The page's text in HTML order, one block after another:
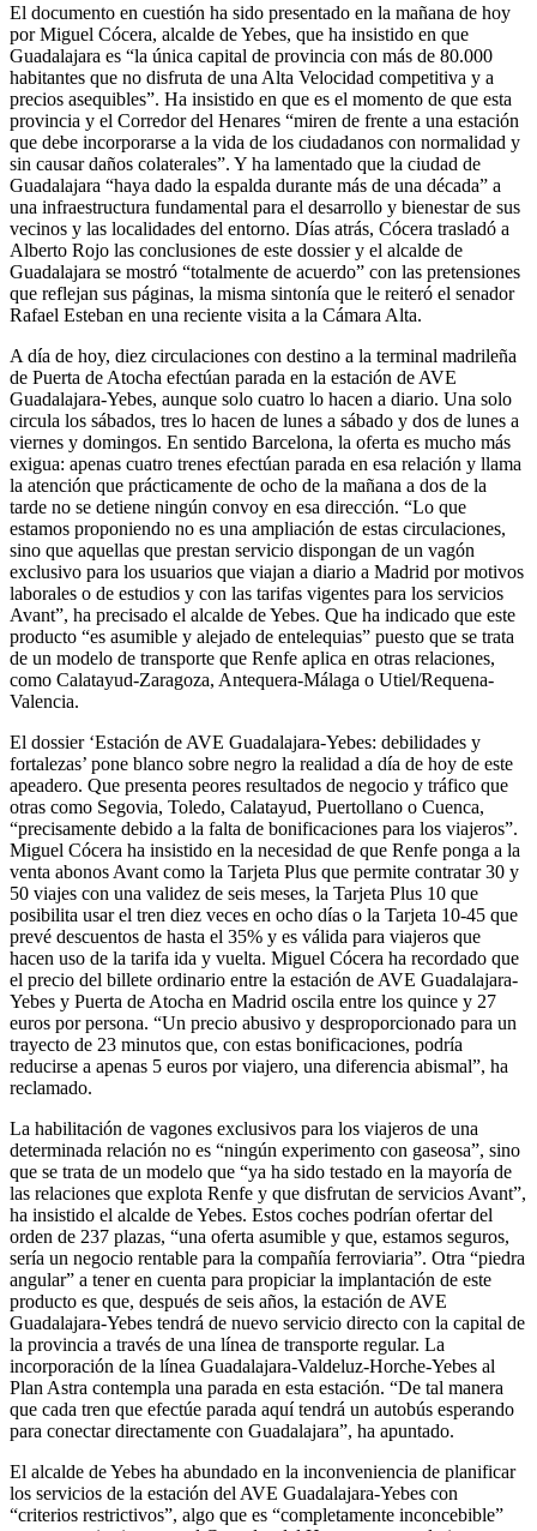
El documento en cuestión ha sido presentado en la mañana de hoy
por Miguel Cócera, alcalde de Yebes, que ha insistido en que
Guadalajara es “la única capital de provincia con más de 80.000
habitantes que no disfruta de una Alta Velocidad competitiva y a
precios asequibles”. Ha insistido en que es el momento de que esta
provincia y el Corredor del Henares “miren de frente a una estación
que debe incorporarse a la vida de los ciudadanos con normalidad y
sin causar daños colaterales”. Y ha lamentado que la ciudad de
Guadalajara “haya dado la espalda durante más de una década” a
una infraestructura fundamental para el desarrollo y bienestar de sus
vecinos y las localidades del entorno. Días atrás, Cócera trasladó a
Alberto Rojo las conclusiones de este dossier y el alcalde de
Guadalajara se mostró “totalmente de acuerdo” con las pretensiones
que reflejan sus páginas, la misma sintonía que le reiteró el senador
Rafael Esteban en una reciente visita a la Cámara Alta.
A día de hoy, diez circulaciones con destino a la terminal madrileña
de Puerta de Atocha efectúan parada en la estación de AVE
Guadalajara-Yebes, aunque solo cuatro lo hacen a diario. Una solo
circula los sábados, tres lo hacen de lunes a sábado y dos de lunes a
viernes y domingos. En sentido Barcelona, la oferta es mucho más
exigua: apenas cuatro trenes efectúan parada en esa relación y llama
la atención que prácticamente de ocho de la mañana a dos de la
tarde no se detiene ningún convoy en esa dirección. “Lo que
estamos proponiendo no es una ampliación de estas circulaciones,
sino que aquellas que prestan servicio dispongan de un vagón
exclusivo para los usuarios que viajan a diario a Madrid por motivos
laborales o de estudios y con las tarifas vigentes para los servicios
Avant”, ha precisado el alcalde de Yebes. Que ha indicado que este
producto “es asumible y alejado de entelequias” puesto que se trata
de un modelo de transporte que Renfe aplica en otras relaciones,
como Calatayud-Zaragoza, Antequera-Málaga o Utiel/Requena-
Valencia.
El dossier ‘Estación de AVE Guadalajara-Yebes: debilidades y
fortalezas’ pone blanco sobre negro la realidad a día de hoy de este
apeadero. Que presenta peores resultados de negocio y tráfico que
otras como Segovia, Toledo, Calatayud, Puertollano o Cuenca,
“precisamente debido a la falta de bonificaciones para los viajeros”.
Miguel Cócera ha insistido en la necesidad de que Renfe ponga a la
venta abonos Avant como la Tarjeta Plus que permite contratar 30 y
50 viajes con una validez de seis meses, la Tarjeta Plus 10 que
posibilita usar el tren diez veces en ocho días o la Tarjeta 10-45 que
prevé descuentos de hasta el 35% y es válida para viajeros que
hacen uso de la tarifa ida y vuelta. Miguel Cócera ha recordado que
el precio del billete ordinario entre la estación de AVE Guadalajara-
Yebes y Puerta de Atocha en Madrid oscila entre los quince y 27
euros por persona. “Un precio abusivo y desproporcionado para un
trayecto de 23 minutos que, con estas bonificaciones, podría
reducirse a apenas 5 euros por viajero, una diferencia abismal”, ha
reclamado.
La habilitación de vagones exclusivos para los viajeros de una
determinada relación no es “ningún experimento con gaseosa”, sino
que se trata de un modelo que “ya ha sido testado en la mayoría de
las relaciones que explota Renfe y que disfrutan de servicios Avant”,
ha insistido el alcalde de Yebes. Estos coches podrían ofertar del
orden de 237 plazas, “una oferta asumible y que, estamos seguros,
sería un negocio rentable para la compañía ferroviaria”. Otra “piedra
angular” a tener en cuenta para propiciar la implantación de este
producto es que, después de seis años, la estación de AVE
Guadalajara-Yebes tendrá de nuevo servicio directo con la capital de
la provincia a través de una línea de transporte regular. La
incorporación de la línea Guadalajara-Valdeluz-Horche-Yebes al
Plan Astra contempla una parada en esta estación. “De tal manera
que cada tren que efectúe parada aquí tendrá un autobús esperando
para conectar directamente con Guadalajara”, ha apuntado.
El alcalde de Yebes ha abundado en la inconveniencia de planificar
los servicios de la estación del AVE Guadalajara-Yebes con
“criterios restrictivos”, algo que es “completamente inconcebible”